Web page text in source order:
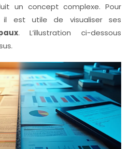
un concept complexe. Pour
il est utile de visualiser ses
. L’illustration ci-dessous